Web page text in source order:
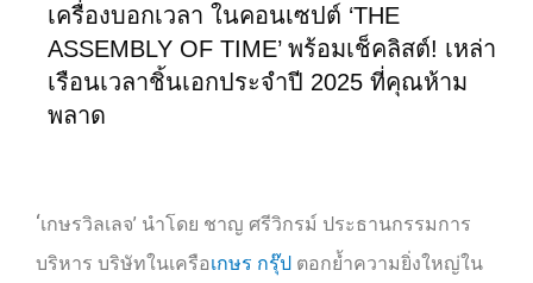
เครื่องบอกเวลา ในคอนเซปต์ ‘THE
ASSEMBLY OF TIME’ พร้อมเช็คลิสต์! เหล่า
เรือนเวลาชิ้นเอกประจำปี 2025 ที่คุณห้าม
พลาด
‘เกษรวิลเลจ’ นำโดย ชาญ ศรีวิกรม์ ประธานกรรมการ
บริหาร บริษัทในเครือเกษร กรุ๊ป ตอกย้ำความยิ่งใหญ่ใน